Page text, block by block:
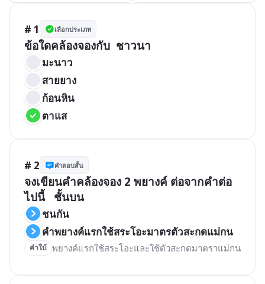
# 1 เลือกประเภท
ข้อใดคล้องจองกับ  ชาวนา
มะนาว
สายยาง
ก้อนหิน
ตาแส
# 2 คำตอบสั้น
จงเขียนคำคล้องจอง 2 พยางค์ ต่อจากคำต่อ
ไปนี้   ชั้นบน
ชนกัน
คำพยางค์แรกใช้สระโอะมาตรตัวสะกดแม่กน
คำใบ้ พยางค์แรกใช้สระโอะและใช้ตัวสะกดมาตราแม่กน